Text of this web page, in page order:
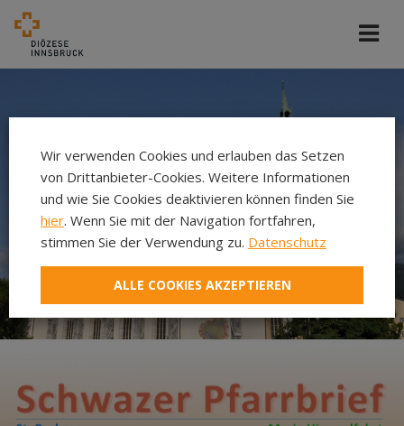
Wir verwenden Cookies und erlauben das Setzen
von Drittanbieter-Cookies. Weitere Informationen
und wie Sie Cookies deaktivieren können finden Sie
hier. Wenn Sie mit der Navigation fortfahren,
stimmen Sie der Verwendung zu. Datenschutz
ALLE COOKIES AKZEPTIEREN